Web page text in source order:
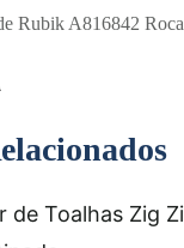
Rubik A816842